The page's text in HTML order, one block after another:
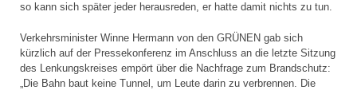
so kann sich später jeder herausreden, er hatte damit nichts zu tun.
Verkehrsminister Winne Hermann von den GRÜNEN gab sich
kürzlich auf der Pressekonferenz im Anschluss an die letzte Sitzung
des Lenkungskreises empört über die Nachfrage zum Brandschutz:
„Die Bahn baut keine Tunnel, um Leute darin zu verbrennen. Die